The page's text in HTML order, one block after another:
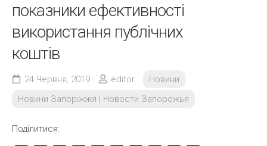
показники ефективності
використання публічних
коштів
24 Червня, 2019 editor
Новини
Новини Запоріжжя | Новости Запорожья
Поділитися: